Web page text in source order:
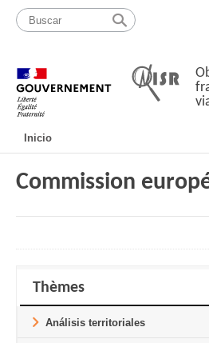
Pasar
contenido
Mapa
web
principale
Inicio
Commission
Thèmes
Análisis territoriales